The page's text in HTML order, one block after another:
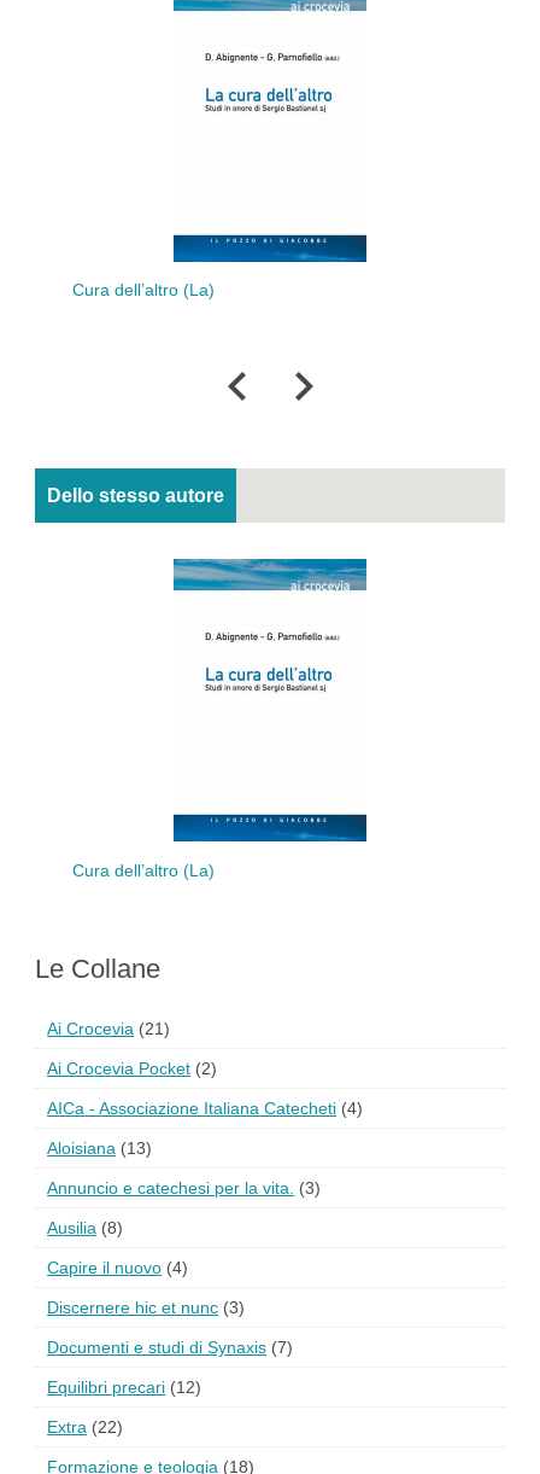
Cura dell’altro (La)
Dello stesso autore
Cura dell’altro (La)
Le Collane
Ai Crocevia (21)
Ai Crocevia Pocket (2)
AICa - Associazione Italiana Catecheti (4)
Aloisiana (13)
Annuncio e catechesi per la vita. (3)
Ausilia (8)
Capire il nuovo (4)
Discernere hic et nunc (3)
Documenti e studi di Synaxis (7)
Equilibri precari (12)
Extra (22)
Formazione e teologia (18)